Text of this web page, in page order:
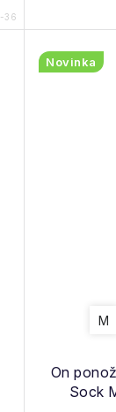
36
On
Sock
Novinka
M